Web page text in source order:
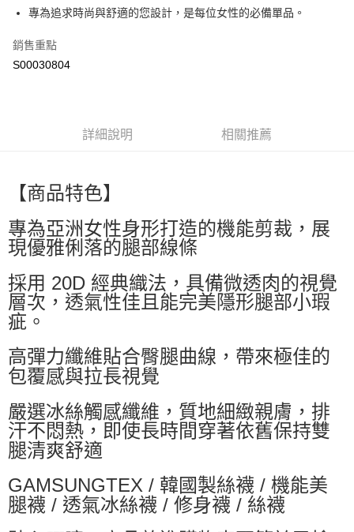
ATM付款
付款後全家取貨
萊爾富取貨付款
每筆NT$60，滿NT$599(含以上)免運費
付款後萊爾富取貨
每筆NT$60，滿NT$599(含以上)免運費
7-11付款取貨
每筆NT$60，滿NT$599(含以上)免運費
每筆NT$60，滿NT$599(含以上)免運費
宅配
每筆NT$80，滿NT$799(含以上)免運費
國家/地區配送0330 查看運費
專為追求時尚與舒適的您設計，是每位女性的必備單品。
銷售重點
S00030804
詳細說明 相關推薦
【商品特色】
專為亞洲女性身形打造的機能剪裁，展
現優雅俐落的腿部線條
採用 20D 經典織法，具備微透肉的視覺
層次，透氣性佳且能完美隱形腿部小瑕
疵。
高彈力纖維貼合臀腿曲線，帶來極佳的
包覆感與拉長視覺
嚴選冰絲觸感纖維，質地細緻親膚，排
汗不悶熱，即使長時間穿著依舊保持雙
腿清爽舒適
GAMSUNGTEX / 韓國製絲襪 / 機能美
腿襪 / 透氣冰絲襪 / 修身襪 / 絲襪